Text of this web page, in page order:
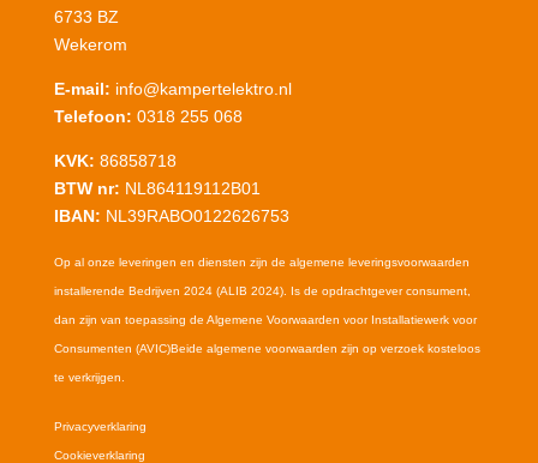
6733 BZ
Wekerom
E-mail: info@kampertelektro.nl
Telefoon: 0318 255 068
KVK: 86858718
BTW nr: NL864119112B01
IBAN: NL39RABO0122626753
Op al onze leveringen en diensten zijn de algemene leveringsvoorwaarden
installerende Bedrijven 2024 (ALIB 2024). Is de opdrachtgever consument,
dan zijn van toepassing de Algemene Voorwaarden voor Installatiewerk voor
Consumenten (AVIC)Beide algemene voorwaarden zijn op verzoek kosteloos
te verkrijgen.
Privacyverklaring
Cookieverklaring